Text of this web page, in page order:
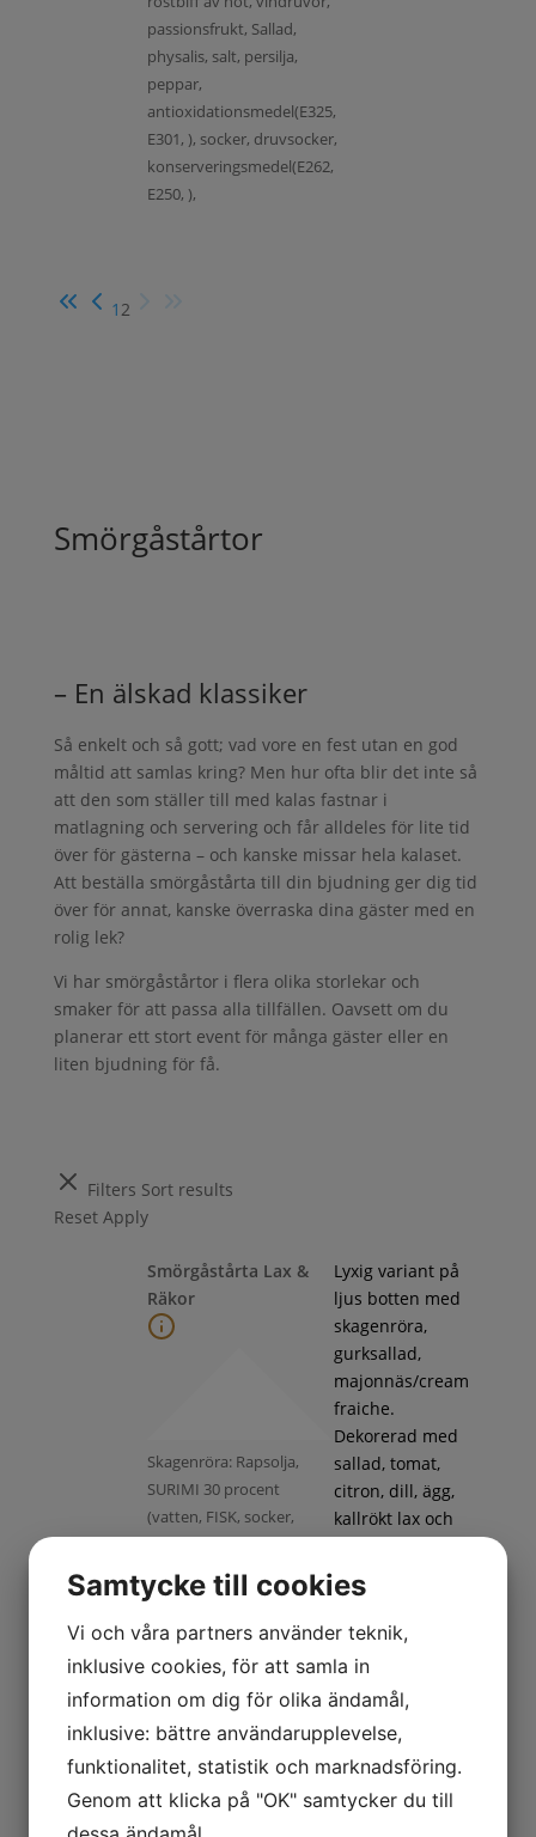
passionsfrukt, Sallad,
physalis, salt, persilja,
peppar,
antioxidationsmedel(E325,
E301, ), socker, druvsocker,
konserveringsmedel(E262,
E250, ),
1 2
Smörgåstårtor
– En älskad klassiker
Så enkelt och så gott; vad vore en fest utan en god
måltid att samlas kring? Men hur ofta blir det inte så
att den som ställer till med kalas fastnar i
matlagning och servering och får alldeles för lite tid
över för gästerna – och kanske missar hela kalaset.
Att beställa smörgåstårta till din bjudning ger dig tid
över för annat, kanske överraska dina gäster med en
rolig lek?
Vi har smörgåstårtor i flera olika storlekar och
smaker för att passa alla tillfällen. Oavsett om du
planerar ett stort event för många gäster eller en
liten bjudning för få.
Filters Sort results
Reset Apply
Smörgåstårta Lax &
Räkor
Skagenröra: Rapsolja,
SURIMI 30 procent
(vatten, FISK, socker,
ÄGGVITA,
potatisstärkelse, SOJAolja,
salt, KRABBAROM,
färgämne
(paprikaextrakt, karmin)),
RÄKOR 15 procent,
vatten, ÄGGULA,
LODDAROM, socker,
ättika, SENAPSFRÖ, dill,
salt, lök,
citronkoncentrat,
Lyxig variant på
ljus botten med
skagenröra,
gurksallad,
majonnäs/cream
fraiche.
Dekorerad med
sallad, tomat,
citron, dill, ägg,
kallrökt lax och
Samtycke till cookies
Vi och våra partners använder teknik,
inklusive cookies, för att samla in
information om dig för olika ändamål,
inklusive: bättre användarupplevelse,
funktionalitet, statistik och marknadsföring.
Genom att klicka på "OK" samtycker du till